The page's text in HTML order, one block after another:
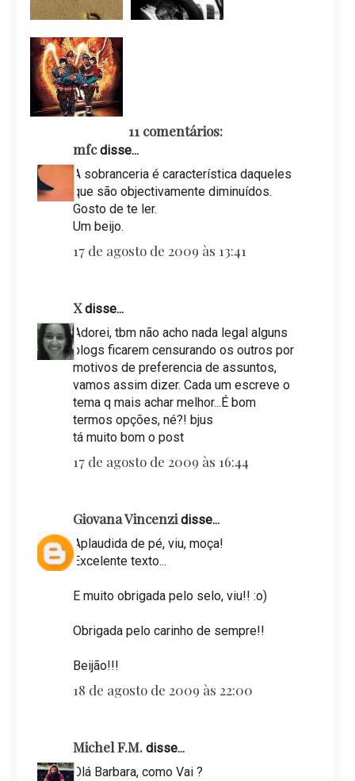
11 comentários:
mfcdisse...
A sobranceria é característica daqueles
que são objectivamente diminuídos.
Gosto de te ler.
Um beijo.
17 de agosto de 2009 às 13:41
Xdisse...
Adorei, tbm não acho nada legal alguns
blogs ficarem censurando os outros por
motivos de preferencia de assuntos,
vamos assim dizer. Cada um escreve o
tema q mais achar melhor...É bom
termos opções, né?! bjus
tá muito bom o post
17 de agosto de 2009 às 16:44
Giovana Vincenzidisse...
Aplaudida de pé, viu, moça!
Excelente texto...
E muito obrigada pelo selo, viu!! :o)
Obrigada pelo carinho de sempre!!
Beijão!!!
18 de agosto de 2009 às 22:00
Michel F.M. disse...
Olá Barbara, como Vai ?